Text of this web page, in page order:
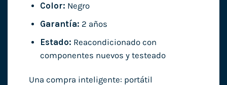
Color: Negro
Garantía: 2 años
Estado: Reacondicionado con
componentes nuevos y testeado
Una compra inteligente: portátil